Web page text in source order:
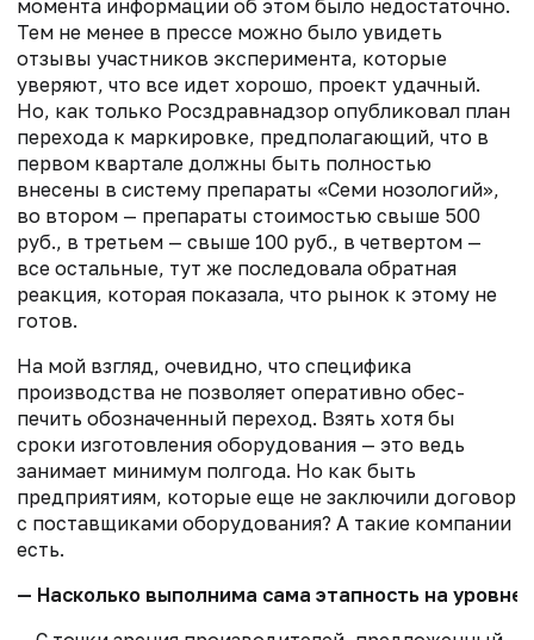
момента информации об этом было недостаточно.
Тем не менее в прессе можно было увидеть
отзывы участников эксперимента, которые
уверяют, что все идет хорошо, проект удачный.
Но, как только Росздравнадзор опубликовал план
перехода к маркировке, предполагающий, что в
первом квартале должны быть полностью
внесены в систему препараты «Семи нозологий»,
во втором — препараты стоимостью свыше 500
руб., в третьем — свыше 100 руб., в четвертом —
все остальные, тут же последовала обратная
реакция, которая показала, что рынок к этому не
готов.
На мой взгляд, очевидно, что специфика
производства не позволяет оперативно обес­
печить обозначенный переход. Взять хотя бы
сроки изготовления оборудования — это ведь
занимает минимум полгода. Но как быть
предприятиям, которые еще не заключили договор
с поставщиками оборудования? А такие компании
есть.
— Насколько выполнима сама этапность на уровне